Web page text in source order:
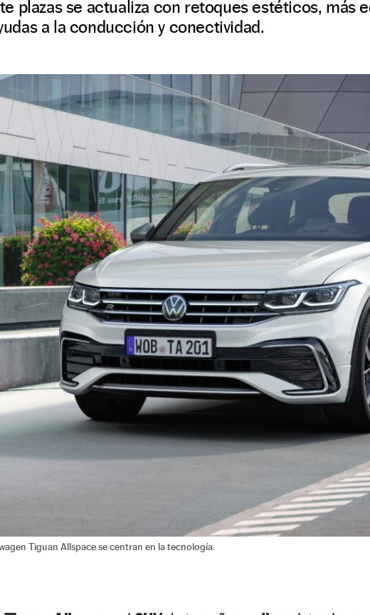
plazas se actualiza con retoques estéticos, más
a la conducción y conectividad.
Tiguan Allspace se centran en la tecnología.